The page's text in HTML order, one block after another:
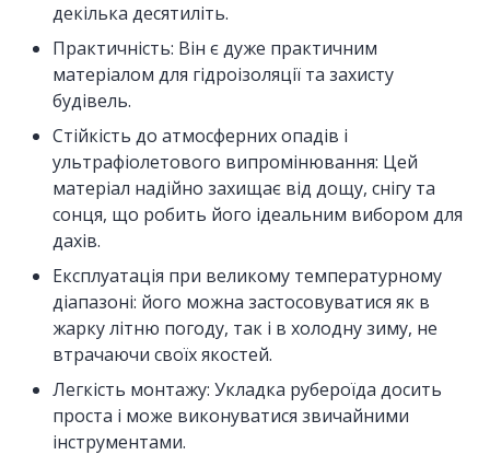
декілька десятиліть.
Практичність: Він є дуже практичним
матеріалом для гідроізоляції та захисту
будівель.
Стійкість до атмосферних опадів і
ультрафіолетового випромінювання: Цей
матеріал надійно захищає від дощу, снігу та
сонця, що робить його ідеальним вибором для
дахів.
Експлуатація при великому температурному
діапазоні: його можна застосовуватися як в
жарку літню погоду, так і в холодну зиму, не
втрачаючи своїх якостей.
Легкість монтажу: Укладка рубероїда досить
проста і може виконуватися звичайними
інструментами.